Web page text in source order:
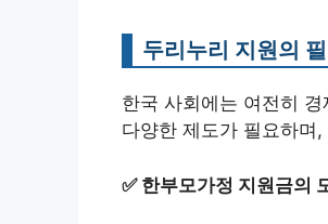
두리누리 지원의
한국 사회에는 여전히
다양한 제도가 필요하며
✅ 한부모가정 지원금의